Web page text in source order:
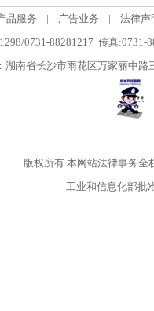
品服务 | 广告业务 |
法律声
0731-88281217 传真:0731-
湖南省长沙市雨花区万家丽中
版权所有本网站法律事务全
工业和信息化部批